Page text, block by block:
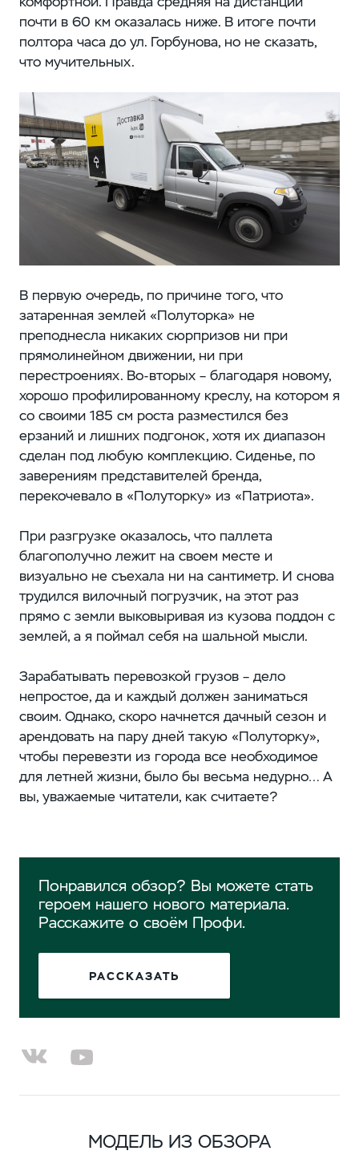
почти в 60 км оказалась ниже. В итоге почти
полтора часа до ул. Горбунова, но не сказать,
что мучительных.
В первую очередь, по причине того, что
затаренная землей «Полуторка» не
преподнесла никаких сюрпризов ни при
прямолинейном движении, ни при
перестроениях. Во-вторых – благодаря новому,
хорошо профилированному креслу, на котором я
со своими 185 см роста разместился без
ерзаний и лишних подгонок, хотя их диапазон
сделан под любую комплекцию. Сиденье, по
заверениям представителей бренда,
перекочевало в «Полуторку» из «Патриота».
При разгрузке оказалось, что паллета
благополучно лежит на своем месте и
визуально не съехала ни на сантиметр. И снова
трудился вилочный погрузчик, на этот раз
прямо с земли выковыривая из кузова поддон с
землей, а я поймал себя на шальной мысли.
Зарабатывать перевозкой грузов – дело
непростое, да и каждый должен заниматься
своим. Однако, скоро начнется дачный сезон и
арендовать на пару дней такую «Полуторку»,
чтобы перевезти из города все необходимое
для летней жизни, было бы весьма недурно… А
вы, уважаемые читатели, как считаете?
Понравился обзор? Вы можете стать
героем нашего нового материала.
Расскажите о своём Профи.
РАССКАЗАТЬ
МОДЕЛЬ ИЗ ОБЗОРА